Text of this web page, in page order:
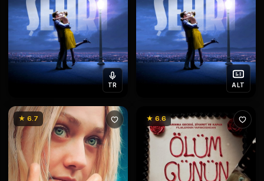
TR ALT
★ 6.7 ★ 6.6